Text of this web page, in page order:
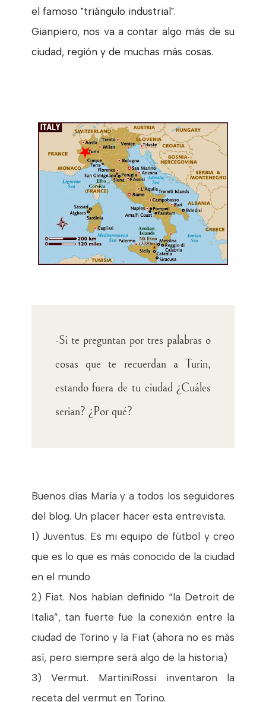
el famoso "triángulo industrial".
Gianpiero, nos va a contar algo más de su
ciudad, región y de muchas más cosas.
-Si te preguntan por tres palabras o
cosas que te recuerdan a Turin,
estando fuera de tu ciudad ¿Cuáles
serian? ¿Por qué?
Buenos días María y a todos los seguidores
del blog. Un placer hacer esta entrevista.
1) Juventus. Es mi equipo de fútbol y creo
que es lo que es más conocido de la ciudad
en el mundo
2) Fiat. Nos habían definido “la Detroit de
Italia”, tan fuerte fue la conexión entre la
ciudad de Torino y la Fiat (ahora no es más
así, pero siempre será algo de la historia)
3) Vermut. MartiniRossi inventaron la
receta del vermut en Torino.